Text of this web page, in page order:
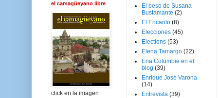
el camagüeyano libre
click en la imagen
El beso de Susana
Bustamante (2)
El Encanto (8)
Elecciones (45)
Elections (53)
Elena Tamargo (22)
Ena Columbie en el
blog (39)
Enrique José Varona
(14)
Entrevista (39)